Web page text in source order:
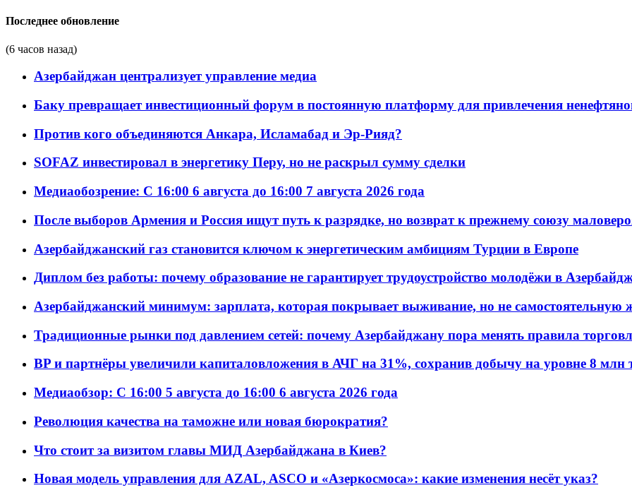
Последнее обновление
(6 часов назад)
Азербайджан централизует управление медиа
Баку превращает инвестиционный форум в постоянную платформу для привлечения
Против кого объединяются Анкара, Исламабад и Эр-Рияд?
SOFAZ инвестировал в энергетику Перу, но не раскрыл сумму сделки
Медиаобозрение: С 16:00 6 августа до 16:00 7 августа 2026 года
После выборов Армения и Россия ищут путь к разрядке, но возврат к прежнему союзу
Азербайджанский газ становится ключом к энергетическим амбициям Турции в Европе
Диплом без работы: почему образование не гарантирует трудоустройство молодёжи в
Азербайджанский минимум: зарплата, которая покрывает выживание, но не самостоятельную
Традиционные рынки под давлением сетей: почему Азербайджану пора менять правила
BP и партнёры увеличили капиталовложения в АЧГ на 31%, сохранив добычу на уровне 8 млн
Медиаобзор: С 16:00 5 августа до 16:00 6 августа 2026 года
Революция качества на таможне или новая бюрократия?
Что стоит за визитом главы МИД Азербайджана в Киев?
Новая модель управления для AZAL, ASCO и «Азеркосмоса»: какие изменения несёт указ?